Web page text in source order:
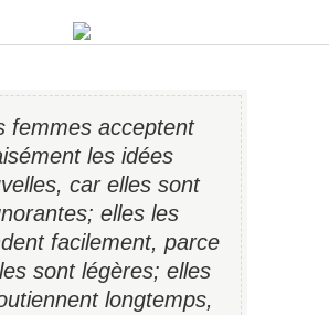
femmes acceptent
les idées
car elles sont
elles les
facilement, parce
sont légères; elles
longtemps,